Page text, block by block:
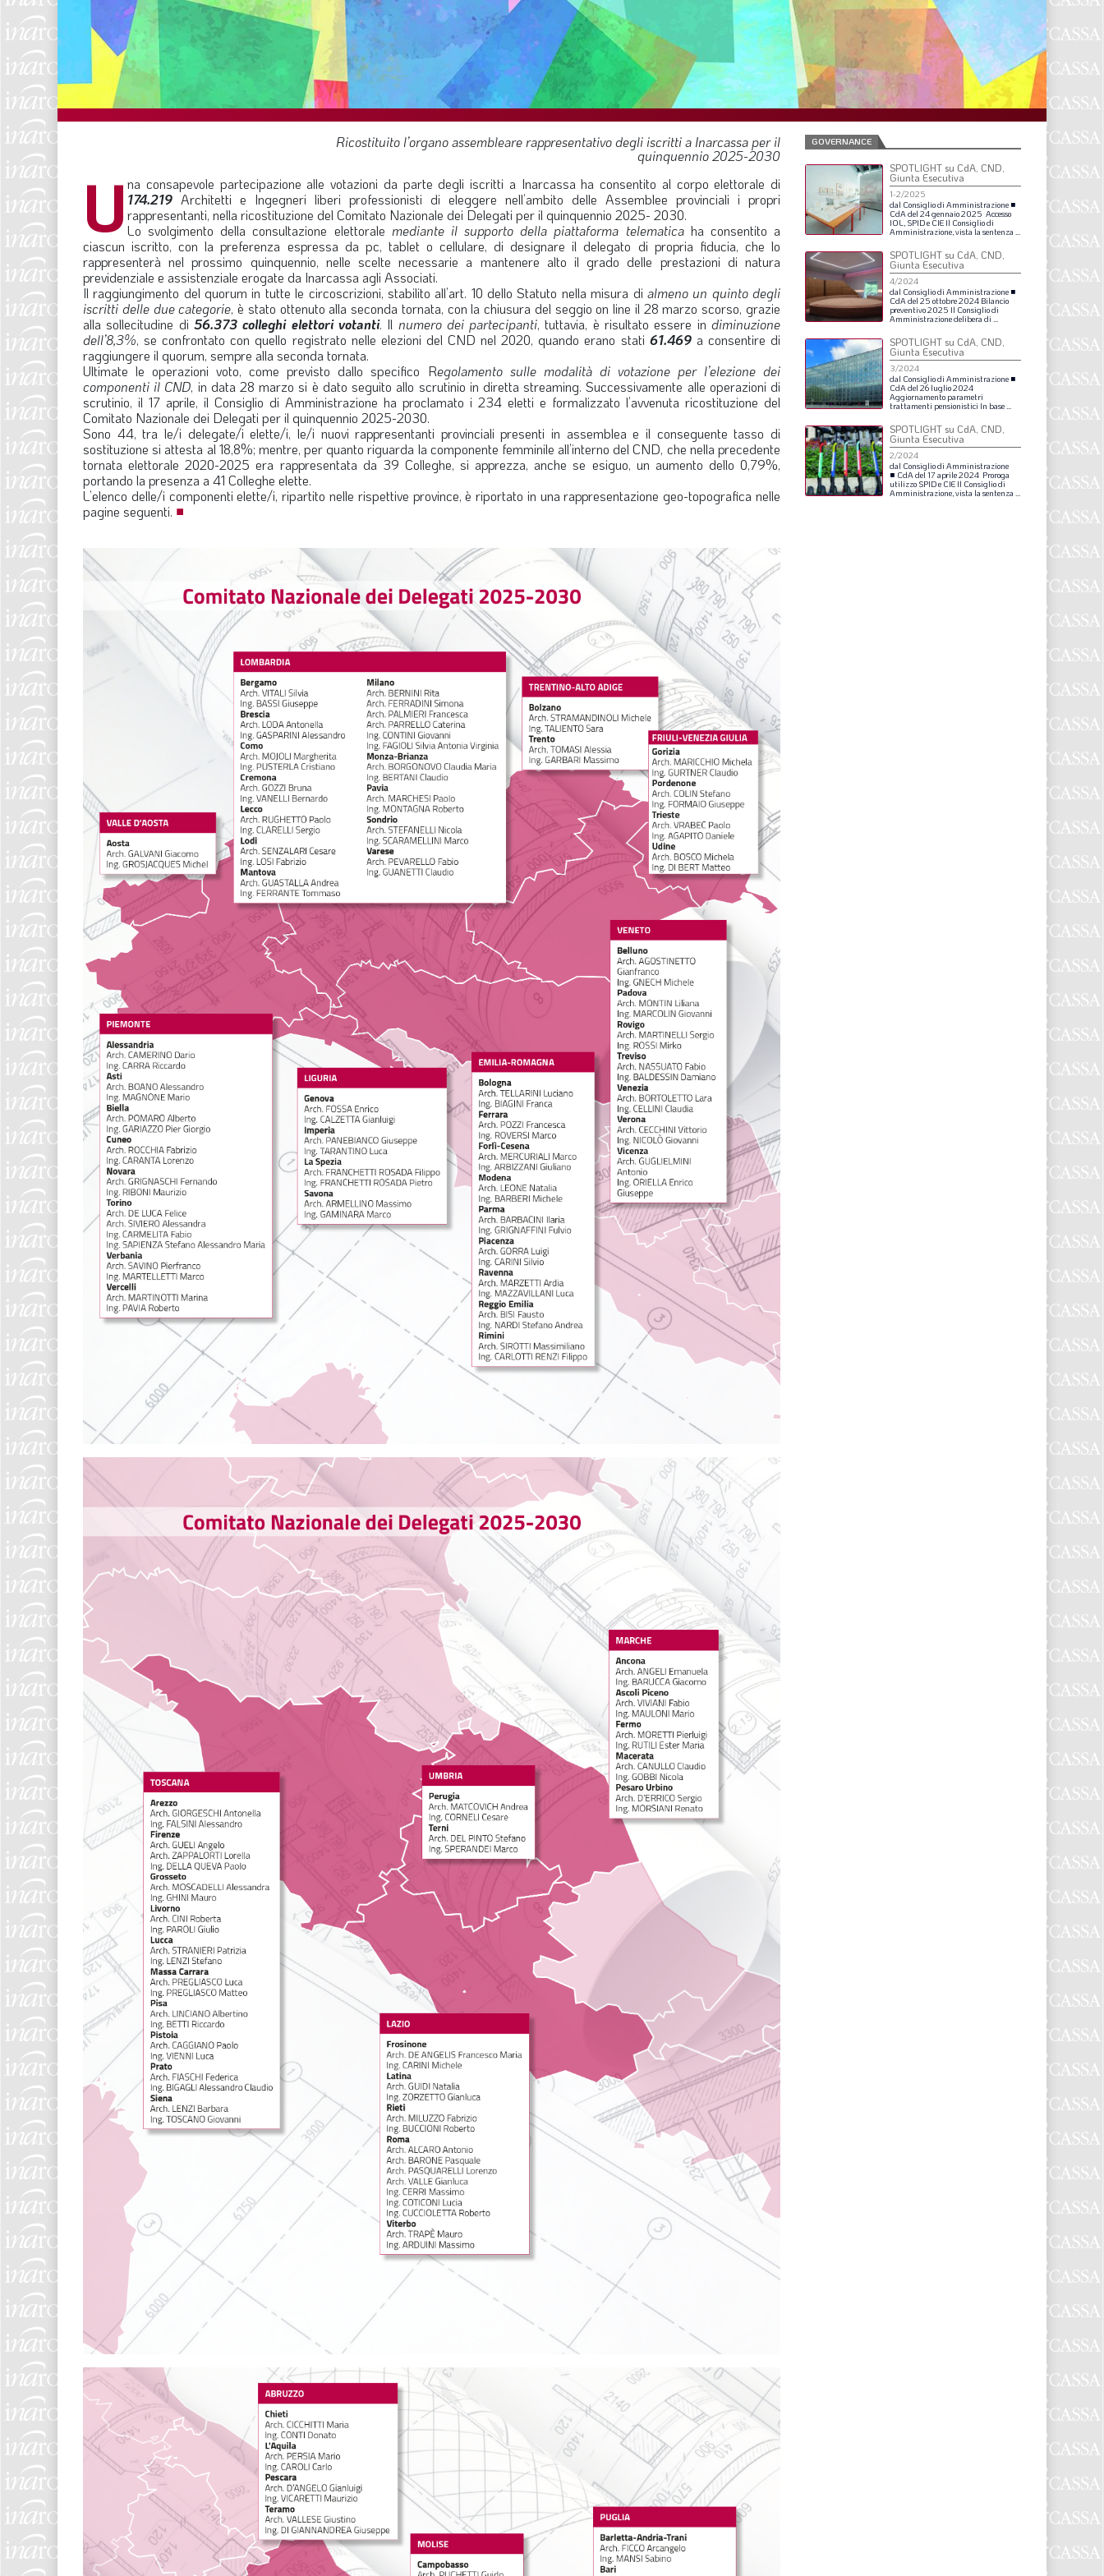
Ricostituito l’organo assembleare rappresentativo degli iscritti a Inarcassa per il
quinquennio 2025-2030
U na consapevole partecipazione alle votazioni da parte degli iscritti a Inarcassa ha consentito al corpo elettorale di
174.219 Architetti e Ingegneri liberi professionisti di eleggere nell’ambito delle Assemblee provinciali i propri
rappresentanti, nella ricostituzione del Comitato Nazionale dei Delegati per il quinquennio 2025- 2030.
Lo svolgimento della consultazione elettorale mediante il supporto della piattaforma telematicaha consentito a
ciascun iscritto, con la preferenza espressa da pc, tablet o cellulare, di designare il delegato di propria fiducia, che lo
rappresenterà nel prossimo quinquennio, nelle scelte necessarie a mantenere alto il grado delle prestazioni di natura
previdenziale e assistenziale erogate da Inarcassa agli Associati.
Il raggiungimento del quorum in tutte le circoscrizioni, stabilito all’art. 10 dello Statuto nella misura di almeno un quinto degli
iscritti delle due categorie, è stato ottenuto alla seconda tornata, con la chiusura del seggio on line il 28 marzo scorso, grazie
alla sollecitudine di 56.373 colleghi elettori votanti. Il numero dei partecipanti, tuttavia, è risultato essere in diminuzione
dell’8,3%, se confrontato con quello registrato nelle elezioni del CND nel 2020, quando erano stati 61.469a consentire di
raggiungere il quorum, sempre alla seconda tornata.
Ultimate le operazioni voto, come previsto dallo specifico Regolamento sulle modalità di votazione per l’elezione dei
componenti il CND, in data 28 marzo si è dato seguito allo scrutinio in diretta streaming. Successivamente alle operazioni di
scrutinio, il 17 aprile, il Consiglio di Amministrazione ha proclamato i 234 eletti e formalizzato l’avvenuta ricostituzione del
Comitato Nazionale dei Delegati per il quinquennio 2025-2030.
Sono 44, tra le/i delegate/i elette/i, le/i nuovi rappresentanti provinciali presenti in assemblea e il conseguente tasso di
sostituzione si attesta al 18,8%; mentre, per quanto riguarda la componente femminile all’interno del CND, che nella precedente
tornata elettorale 2020-2025 era rappresentata da 39 Colleghe, si apprezza, anche se esiguo, un aumento dello 0,79%,
portando la presenza a 41 Colleghe elette.
L’elenco delle/i componenti elette/i, ripartito nelle rispettive province, è riportato in una rappresentazione geo-topografica nelle
pagine seguenti. ■
GOVERNANCE
SPOTLIGHT su CdA, CND,
Giunta Esecutiva
1-2/2025
dal Consigliodi Amministrazione ■
CdA del 24gennaio2025 Accesso
IOL,
SPIDe CIE Il Consigliodi
Amministrazione, vista la sentenza
SPOTLIGHT su CdA, CND,
Giunta Esecutiva
4/2024
dal Consigliodi Amministrazione ■
CdA del 25 ottobre2024 Bilancio
preventivo2025 Il Consigliodi
Amministrazionedelibera di
SPOTLIGHT su CdA, CND,
Giunta Esecutiva
3/2024
dal Consigliodi Amministrazione ■
CdA del 26 luglio2024
Aggiornamento parametri
trattamenti pensionistici In base
SPOTLIGHT su CdA, CND,
Giunta Esecutiva
2/2024
dal Consigliodi Amministrazione
■ CdA del 17aprile2024 Proroga
utilizzo SPIDe CIE Il Consigliodi
Amministrazione, vista la sentenza